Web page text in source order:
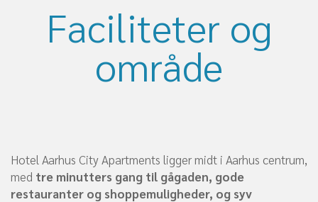
Faciliteter og
område
Hotel Aarhus City Apartments ligger midt i Aarhus centrum,
med tre minutters gang til gågaden, gode
restauranter og shoppemuligheder, og syv